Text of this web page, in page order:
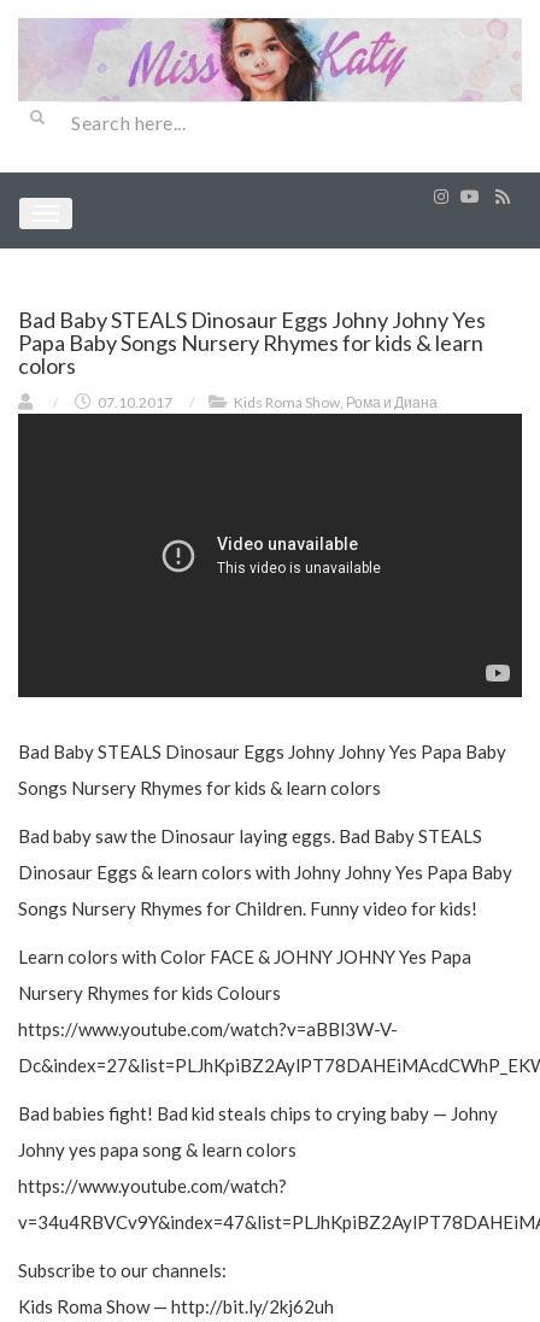
Bad Baby STEALS Dinosaur Eggs Johny Johny Yes
Papa Baby Songs Nursery Rhymes for kids & learn
colors
/ 07.10.2017 / Kids Roma Show, Рома и Диана
Bad Baby STEALS Dinosaur Eggs Johny Johny Yes Papa Baby
Songs Nursery Rhymes for kids & learn colors
Bad baby saw the Dinosaur laying eggs. Bad Baby STEALS
Dinosaur Eggs & learn colors with Johny Johny Yes Papa Baby
Songs Nursery Rhymes for Children. Funny video for kids!
Learn colors with Color FACE & JOHNY JOHNY Yes Papa
Nursery Rhymes for kids Colours
https://www.youtube.com/watch?v=aBBl3W-V-
Bad babies fight! Bad kid steals chips to crying baby — Johny
Johny yes papa song & learn colors
https://www.youtube.com/watch?
Subscribe to our channels:
Kids Roma Show — http://bit.ly/2kj62uh